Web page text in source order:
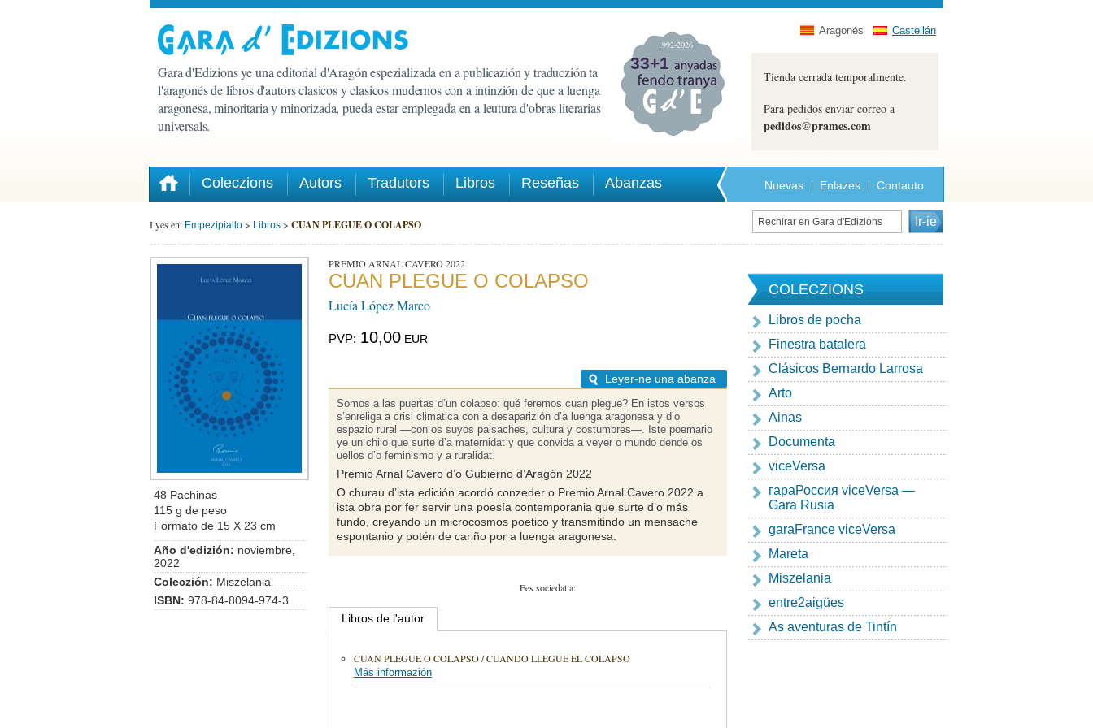
Gara d'Edizions ye una editorial d'Aragón espezializada en a publicazión y traduczión ta
l'aragonés de libros d'autors clasicos y clasicos mudernos con a intinzión de que a luenga
aragonesa, minoritaria y minorizada, pueda estar emplegada en a leutura d'obras literarias
universals.
1992-2026
33+1
Aragonés Castellán
Tienda cerrada temporalmente.
Para pedidos enviar correo a
pedidos@prames.com
Coleczions Autors Tradutors Libros Reseñas Abanzas Nuevas Enlazes Contauto
I yes en: Empezipiallo > Libros > CUAN PLEGUE O COLAPSO
48 Pachinas
115 g de peso
Formato de 15 X 23 cm
Año d'edizión: noviembre,
2022
Coleczión: Miszelania
ISBN: 978-84-8094-974-3
PREMIO ARNAL CAVERO 2022
CUAN PLEGUE O COLAPSO
Lucía López Marco
PVP: 10,00 EUR
Leyer-ne una abanza
Somos a las puertas d’un colapso: qué feremos cuan plegue? En istos versos
s’enreliga a crisi climatica con a desaparizión d’a luenga aragonesa y d’o
espazio rural —con os suyos paisaches, cultura y costumbres—. Iste poemario
ye un chilo que surte d’a maternidat y que convida a veyer o mundo dende os
uellos d’o feminismo y a ruralidat.
Premio Arnal Cavero d’o Gubierno d’Aragón 2022
O churau d’ista edición acordó conzeder o Premio Arnal Cavero 2022 a
ista obra por fer servir una poesía contemporania que surte d’o más
fundo, creyando un microcosmos poetico y transmitindo un mensache
espontanio y potén de cariño por a luenga aragonesa.
Fes sociedat a:
Libros de l'autor
CUAN PLEGUE O COLAPSO / CUANDO LLEGUE EL COLAPSO
Más informazión
COLECZIONS
Libros de pocha
Finestra batalera
Clásicos Bernardo Larrosa
Arto
Ainas
Documenta
viceVersa
гapaРоссия viceVersa —
Gara Rusia
garaFrance viceVersa
Mareta
Miszelania
entre2aigües
As aventuras de Tintín